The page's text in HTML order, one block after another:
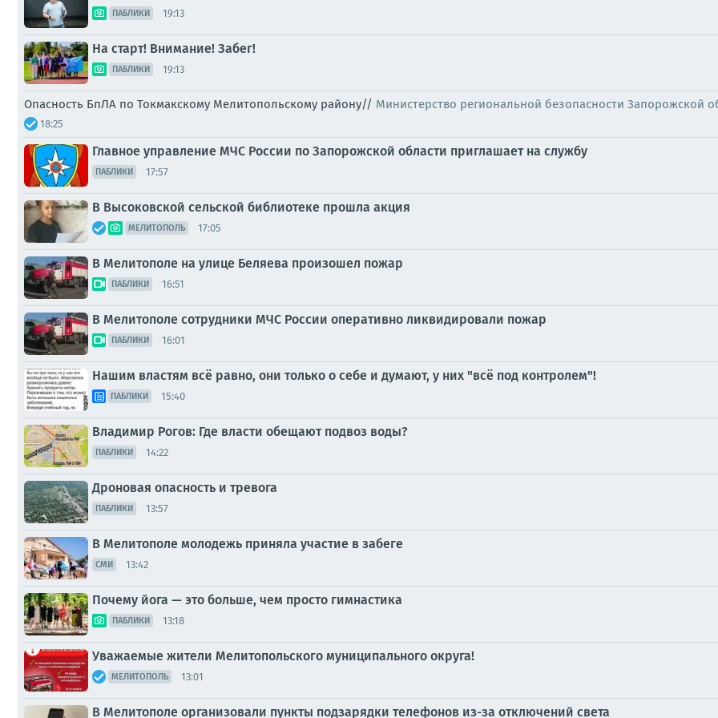
ПАБЛИКИ 19:13
На старт! Внимание! Забег!
ПАБЛИКИ 19:13
Опасность БпЛА по Токмакскому Мелитопольскому району// Министерство региональной безопасности Запорожской
18:25
Главное управление МЧС России по Запорожской области приглашает на службу
ПАБЛИКИ 17:57
В Высоковской сельской библиотеке прошла акция
МЕЛИТОПОЛЬ 17:05
В Мелитополе на улице Беляева произошел пожар
ПАБЛИКИ 16:51
В Мелитополе сотрудники МЧС России оперативно ликвидировали пожар
ПАБЛИКИ 16:01
Нашим властям всё равно, они только о себе и думают, у них "всё под контролем"!
ПАБЛИКИ 15:40
Владимир Рогов: Где власти обещают подвоз воды?
ПАБЛИКИ 14:22
Дроновая опасность и тревога
ПАБЛИКИ 13:57
В Мелитополе молодежь приняла участие в забеге
СМИ 13:42
Почему йога — это больше, чем просто гимнастика
ПАБЛИКИ 13:18
Уважаемые жители Мелитопольского муниципального округа!
МЕЛИТОПОЛЬ 13:01
В Мелитополе организовали пункты подзарядки телефонов из-за отключений света